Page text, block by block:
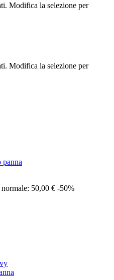
Modifica la selezione per
Modifica la selezione per
50,00 € -50%